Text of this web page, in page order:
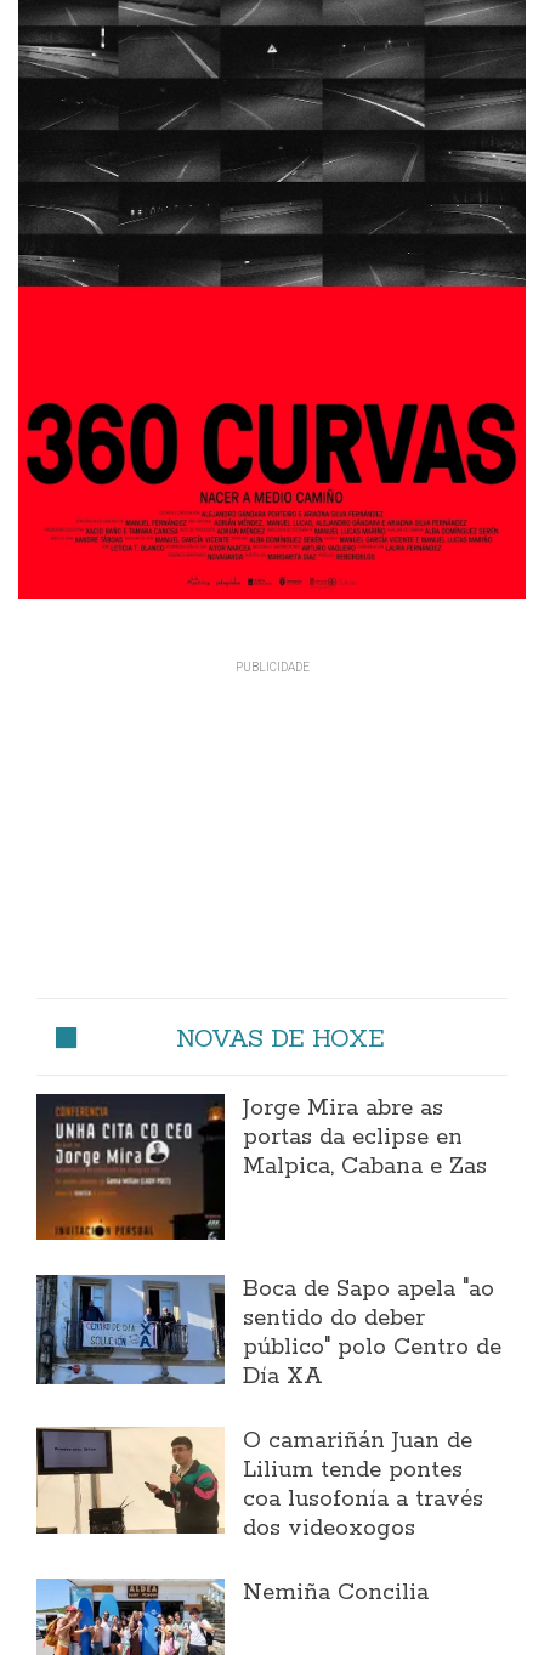
NOVAS DE HOXE
Jorge Mira abre as
portas da eclipse en
Malpica, Cabana e Zas
Boca de Sapo apela "ao
sentido do deber
público" polo Centro de
Día XA
O camariñán Juan de
Lilium tende pontes
coa lusofonía a través
dos videoxogos
Nemiña Concilia